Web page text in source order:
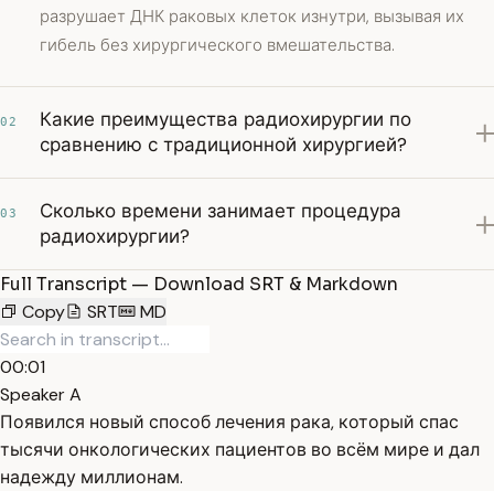
разрушает ДНК раковых клеток изнутри, вызывая их
гибель без хирургического вмешательства.
02
Какие преимущества радиохирургии по
сравнению с традиционной хирургией?
03
Сколько времени занимает процедура
радиохирургии?
Full Transcript — Download SRT & Markdown
Copy
SRT MD
00:01
Speaker A
Появился новый способ лечения рака, который спас
тысячи онкологических пациентов во всём мире и дал
надежду миллионам.